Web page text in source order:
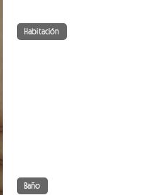
Habitación
Baño